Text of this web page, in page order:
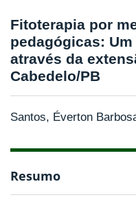
Fitoterapia por
pedagógicas:
através da
Cabedelo/PB
Santos, Éverton
Resumo